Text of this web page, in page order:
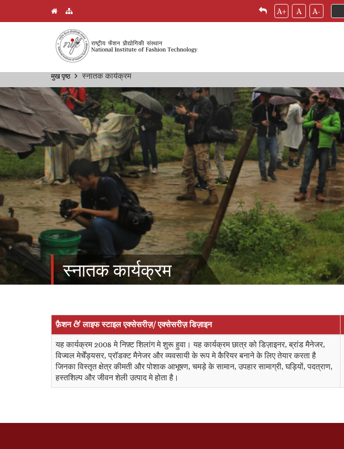
Skip
main
content
A+ A A-
Breadcrumb
मुख पृष्ठ स्नातक कार्यक्रम
स्नातक कार्यक्रम
फ़ैशन & लाइफ स्टाइल एक्सेसरीज़/ एक्सेसरीज़ डिज़ाइन
यह कार्यक्रम 2008 मे निफ़्ट शिलांग मे शुरू हुवा। यह कार्यक्रम छात्र को डिज़ाइनर, ब्रांड मैनेजर,
विज्वल मेर्चेंड्यसर, प्रॉडक्ट मैनेजर और व्यवसायी के रूप मे कैरियर बनाने के लिए तेयार करता है
जिनका विस्तृत क्षेत्र कीमती और पोशाक आभूषण, चमड़े के सामान, उपहार सामाग्री, घड़ियों, पदत्राण,
हस्तशिल्प और जीवन शेली उत्पाद मे होता है।